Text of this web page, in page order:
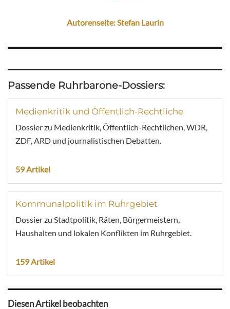
Autorenseite: Stefan Laurin
Passende Ruhrbarone-Dossiers:
Medienkritik und Öffentlich-Rechtliche
Dossier zu Medienkritik, Öffentlich-Rechtlichen, WDR,
ZDF, ARD und journalistischen Debatten.
59 Artikel
Kommunalpolitik im Ruhrgebiet
Dossier zu Stadtpolitik, Räten, Bürgermeistern,
Haushalten und lokalen Konflikten im Ruhrgebiet.
159 Artikel
Diesen Artikel beobachten